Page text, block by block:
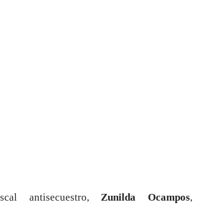
antisecuestro,Zunilda Ocampos,